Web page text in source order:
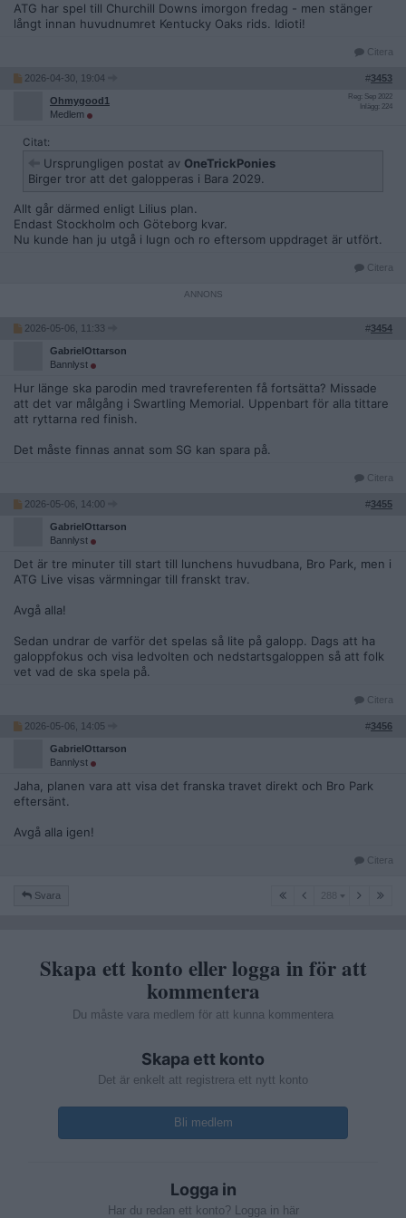
ATG har spel till Churchill Downs imorgon fredag - men stänger
långt innan huvudnumret Kentucky Oaks rids. Idioti!
Citera
2026-04-30, 19:04 #3453
Ohmygood1
Medlem
Reg: Sep 2022
Inlägg: 224
Citat:
Ursprungligen postat av OneTrickPonies
Birger tror att det galopperas i Bara 2029.
Allt går därmed enligt Lilius plan.
Endast Stockholm och Göteborg kvar.
Nu kunde han ju utgå i lugn och ro eftersom uppdraget är utfört.
Citera
2026-05-06, 11:33 #3454
GabrielOttarson
Bannlyst
Hur länge ska parodin med travreferenten få fortsätta? Missade
att det var målgång i Swartling Memorial. Uppenbart för alla tittare
att ryttarna red finish.
Det måste finnas annat som SG kan spara på.
Citera
2026-05-06, 14:00 #3455
GabrielOttarson
Bannlyst
Det är tre minuter till start till lunchens huvudbana, Bro Park, men i
ATG Live visas värmningar till franskt trav.
Avgå alla!
Sedan undrar de varför det spelas så lite på galopp. Dags att ha
galoppfokus och visa ledvolten och nedstartsgaloppen så att folk
vet vad de ska spela på.
Citera
2026-05-06, 14:05 #3456
GabrielOttarson
Bannlyst
Jaha, planen vara att visa det franska travet direkt och Bro Park
eftersänt.
Avgå alla igen!
Citera
Svara 288 288
Skapa ett konto eller logga in för att
kommentera
Du måste vara medlem för att kunna kommentera
Skapa ett konto
Det är enkelt att registrera ett nytt konto
Bli medlem
Logga in
Har du redan ett konto? Logga in här